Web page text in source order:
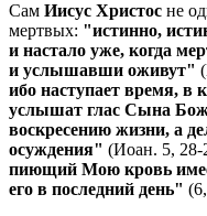
Сам Иисус Христос не
мертвых: "истинно,
и настало уже, когда
и услышавши оживут"
ибо наступает время, в
услышат глас Сына
воскресению жизни, а
осуждения" (Иоан. 5, 28-
пиющий Мою кровь
его в последний день"